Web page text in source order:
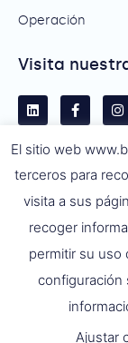
Operación
Visita
El sitio web
terceros para
visita a sus
recoger
permitir su uso
configuración
Ajustar